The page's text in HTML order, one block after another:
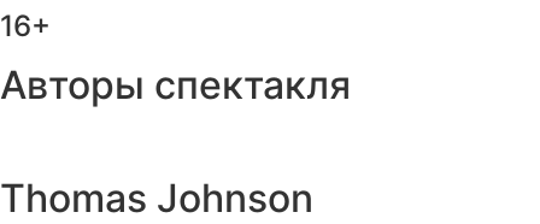
16+
Авторы спектакля
Thomas Johnson